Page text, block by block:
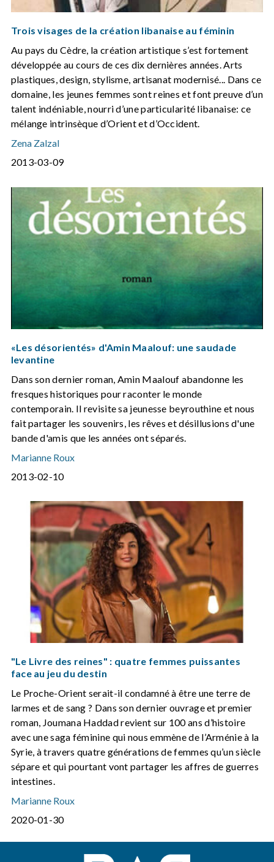
Trois visages de la création libanaise au féminin
Au pays du Cèdre, la création artistique s’est fortement
développée au cours de ces dix dernières années. Arts
plastiques, design, stylisme, artisanat modernisé... Dans ce
domaine, les jeunes femmes sont reines et font preuve d’un
talent indéniable, nourri d’une particularité libanaise: ce
mélange intrinsèque d’Orient et d’Occident.
Zena Zalzal
2013-03-09
«Les désorientés» d'Amin Maalouf: une saudade
levantine
Dans son dernier roman, Amin Maalouf abandonne les
fresques historiques pour raconter le monde
contemporain. Il revisite sa jeunesse beyrouthine et nous
fait partager les souvenirs, les rêves et désillusions d'une
bande d'amis que les années ont séparés.
Marianne Roux
2013-02-10
"Le Livre des reines" : quatre femmes puissantes
face au jeu du destin
Le Proche-Orient serait-il condamné à être une terre de
larmes et de sang ? Dans son dernier ouvrage et premier
roman, Joumana Haddad revient sur 100 ans d’histoire
avec une saga féminine qui nous emmène de l’Arménie à la
Syrie, à travers quatre générations de femmes qu’un siècle
sépare et qui pourtant vont partager les affres de guerres
intestines.
Marianne Roux
2020-01-30